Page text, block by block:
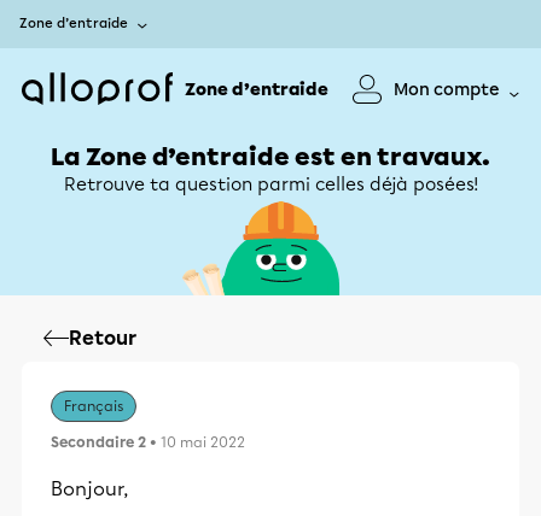
Zone d’entraide
Zone d’entraide Mon compte
La Zone d’entraide est en travaux.
Retrouve ta question parmi celles déjà posées!
Retour
Français
Secondaire 2 • 10 mai 2022
Bonjour,